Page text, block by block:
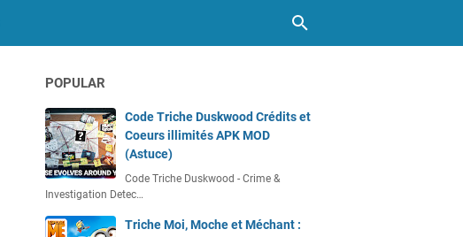
POPULAR
Code Triche Duskwood Crédits et
Coeurs illimités APK MOD
(Astuce)
Code Triche Duskwood - Crime &
Investigation Detec…
Triche Moi, Moche et Méchant :